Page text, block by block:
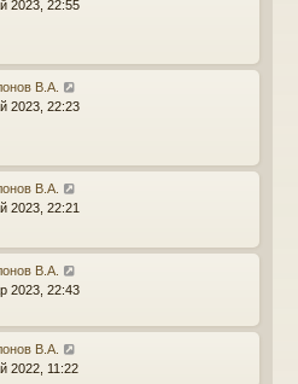
2023, 22:55
В.А.
2023, 22:23
В.А.
2023, 22:21
В.А.
2023, 22:43
В.А.
2022, 11:22